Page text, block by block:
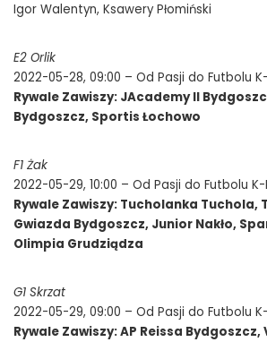
Igor Walentyn, Ksawery Płomiński
E2 Orlik
2022-05-28, 09:00 – Od Pasji do Futbolu K-
Rywale Zawiszy: JAcademy II
Bydgoszcz, Sportis Łochowo
F1 Żak
2022-05-29, 10:00 – Od Pasji do Futbolu K-
Rywale Zawiszy: Tucholanka Tuchola,
Gwiazda Bydgoszcz, Junior Nakło,
Olimpia Grudziądza
G1 Skrzat
2022-05-29, 09:00 – Od Pasji do Futbolu K-
Rywale Zawiszy: AP Reissa